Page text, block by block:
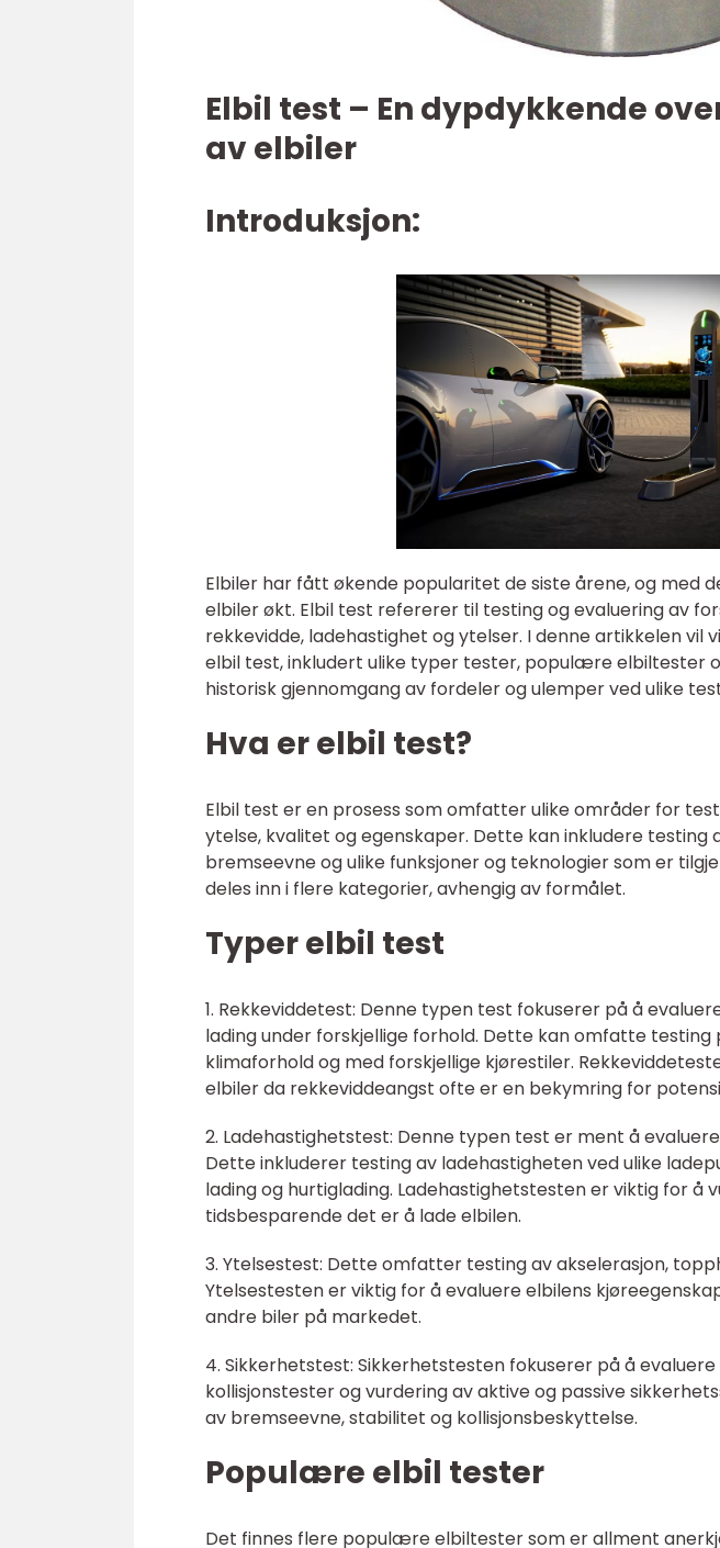
Elbil test – En dypdykkende
av elbiler
Introduksjon:
Elbiler har fått økende popularitet de siste årene, og med
elbiler økt. Elbil test refererer til testing og evaluering av
rekkevidde, ladehastighet og ytelser. I denne artikkelen vil
elbil test, inkludert ulike typer tester, populære elbiltester
historisk gjennomgang av fordeler og ulemper ved ulike
Hva er elbil test?
Elbil test er en prosess som omfatter ulike områder for
ytelse, kvalitet og egenskaper. Dette kan inkludere testing
bremseevne og ulike funksjoner og teknologier som er
deles inn i flere kategorier, avhengig av formålet.
Typer elbil test
1. Rekkeviddetest: Denne typen test fokuserer på å
lading under forskjellige forhold. Dette kan omfatte testing
klimaforhold og med forskjellige kjørestiler.
elbiler da rekkeviddeangst ofte er en bekymring for
2. Ladehastighetstest: Denne typen test er ment å
Dette inkluderer testing av ladehastigheten ved ulike
lading og hurtiglading. Ladehastighetstesten er viktig for å
tidsbesparende det er å lade elbilen.
3. Ytelsestest: Dette omfatter testing av akselerasjon,
Ytelsestesten er viktig for å evaluere elbilens
andre biler på markedet.
4. Sikkerhetstest: Sikkerhetstesten fokuserer på å
kollisjonstester og vurdering av aktive og passive
av bremseevne, stabilitet og kollisjonsbeskyttelse.
Populære elbil tester
Det finnes flere populære elbiltester som er allment